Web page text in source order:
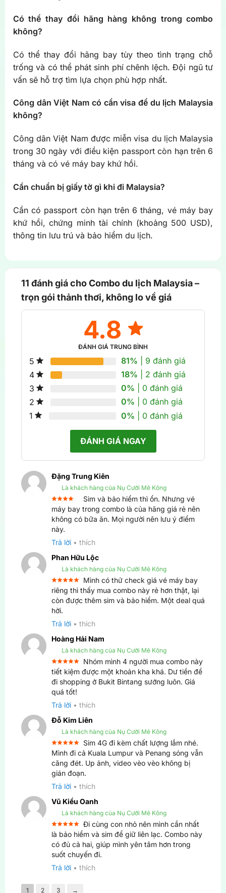
Có thể thay đổi hãng hàng không trong combo
không?
Có thể thay đổi hãng bay tùy theo tình trạng chỗ
trống và có thể phát sinh phí chênh lệch. Đội ngũ tư
vấn sẽ hỗ trợ tìm lựa chọn phù hợp nhất.
Công dân Việt Nam có cần visa để du lịch Malaysia
không?
Công dân Việt Nam được miễn visa du lịch Malaysia
trong 30 ngày với điều kiện passport còn hạn trên 6
tháng và có vé máy bay khứ hồi.
Cần chuẩn bị giấy tờ gì khi đi Malaysia?
Cần có passport còn hạn trên 6 tháng, vé máy bay
khứ hồi, chứng minh tài chính (khoảng 500 USD),
thông tin lưu trú và bảo hiểm du lịch.
11 đánh giá choCombo du lịch Malaysia –
trọn gói thảnh thơi, không lo về giá
4.8
ĐÁNH GIÁ TRUNG BÌNH
5 81% | 9 đánh giá
4
18% | 2 đánh giá
3
0% | 0 đánh giá
2
0% | 0 đánh giá
1
0% | 0 đánh giá
ĐÁNH GIÁ NGAY
Đặng Trung Kiên
Là khách hàng của Nụ Cười Mê Kông
Được
xếp
hạng4
Sim và bảo hiểm thì ổn. Nhưng vé
máy bay trong combo là của hãng giá rẻ nên
không có bữa ăn. Mọi người nên lưu ý điểm
này.
Trả lời • thích
Phan Hữu Lộc
Là khách hàng của Nụ Cười Mê Kông
Được xếp
hạng5 5
sao
Mình có thử check giá vé máy bay
riêng thì thấy mua combo này rẻ hơn thật, lại
còn được thêm sim và bảo hiểm. Một deal quá
hời.
Trả lời • thích
Hoàng Hải Nam
Là khách hàng của Nụ Cười Mê Kông
Được xếp
hạng55
sao
Nhóm mình 4 người mua combo này
tiết kiệm được một khoản kha khá. Dư tiền để
đi shopping ở Bukit Bintang sướng luôn. Giá
quá tốt!
Trả lời • thích
Đỗ Kim Liên
Là khách hàng của Nụ Cười Mê Kông
Được xếp
hạng 5 5
sao
Sim 4G đi kèm chất lượng lắm nhé.
Mình đi cả Kuala Lumpur và Penang sóng vẫn
căng đét. Up ảnh, video vèo vèo không bị
gián đoạn.
Trả lời • thích
Vũ Kiều Oanh
Là khách hàng của Nụ Cười Mê Kông
Được xếp
hạng55
sao
Đi cùng con nhỏ nên mình cần nhất
là bảo hiểm và sim để giữ liên lạc. Combo này
có đủ cả hai, giúp mình yên tâm hơn trong
suốt chuyến đi.
Trả lời • thích
1 2 3 →